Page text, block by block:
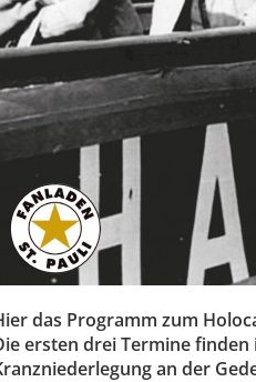
das Programm zum
ersten drei Termine
an der